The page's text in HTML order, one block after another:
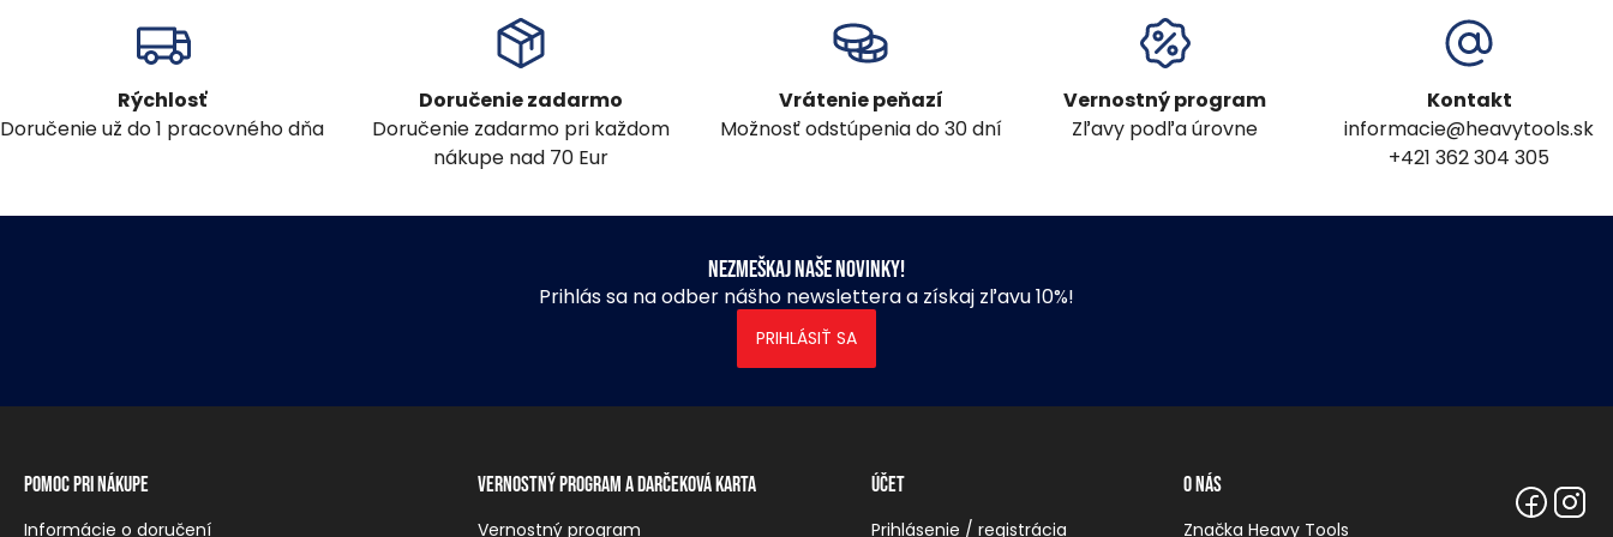
Rýchlosť
Doručenie už do 1 pracovného dňa
Doručenie zadarmo
Doručenie zadarmo pri každom
nákupe nad 70 Eur
Vrátenie peňazí
Možnosť odstúpenia do 30 dní
Vernostný program
Zľavy podľa úrovne
Kontakt
informacie@heavytools.sk
+421 362 304 305
Nezmeškaj naše novinky!
Prihlás sa na odber nášho newslettera a získaj zľavu 10%!
PRIHLÁSIŤ SA
Pomoc pri nákupe
Informácie o doručení
Vernostný program a darčeková karta
Vernostný program
Účet
Prihlásenie / registrácia
O nás
Značka Heavy Tools